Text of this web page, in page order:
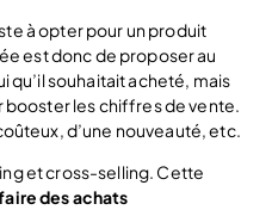
à opter pour un produit
est donc de proposer au
qu’il souhaitait acheté, mais
booster les chiffres de vente.
d’une nouveauté, etc.
et cross-selling. Cette
des achats